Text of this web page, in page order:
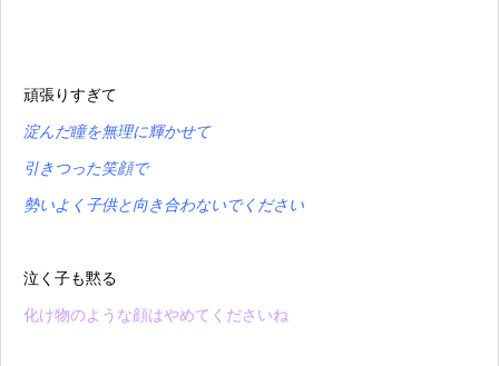
頑張りすぎて
淀んだ瞳を無理に輝かせて
引きつった笑顔で
勢いよく子供と向き合わないでください
泣く子も黙る
化け物のような顔はやめてくださいね